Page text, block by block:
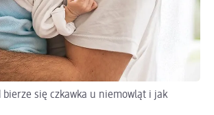
bierze się czkawka u niemowląt i jak